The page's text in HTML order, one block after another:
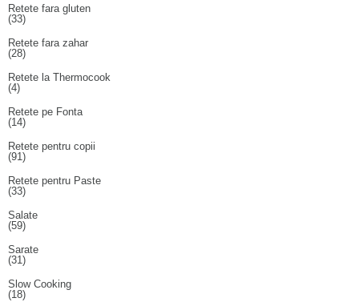
Retete fara gluten
(33)
Retete fara zahar
(28)
Retete la Thermocook
(4)
Retete pe Fonta
(14)
Retete pentru copii
(91)
Retete pentru Paste
(33)
Salate
(59)
Sarate
(31)
Slow Cooking
(18)